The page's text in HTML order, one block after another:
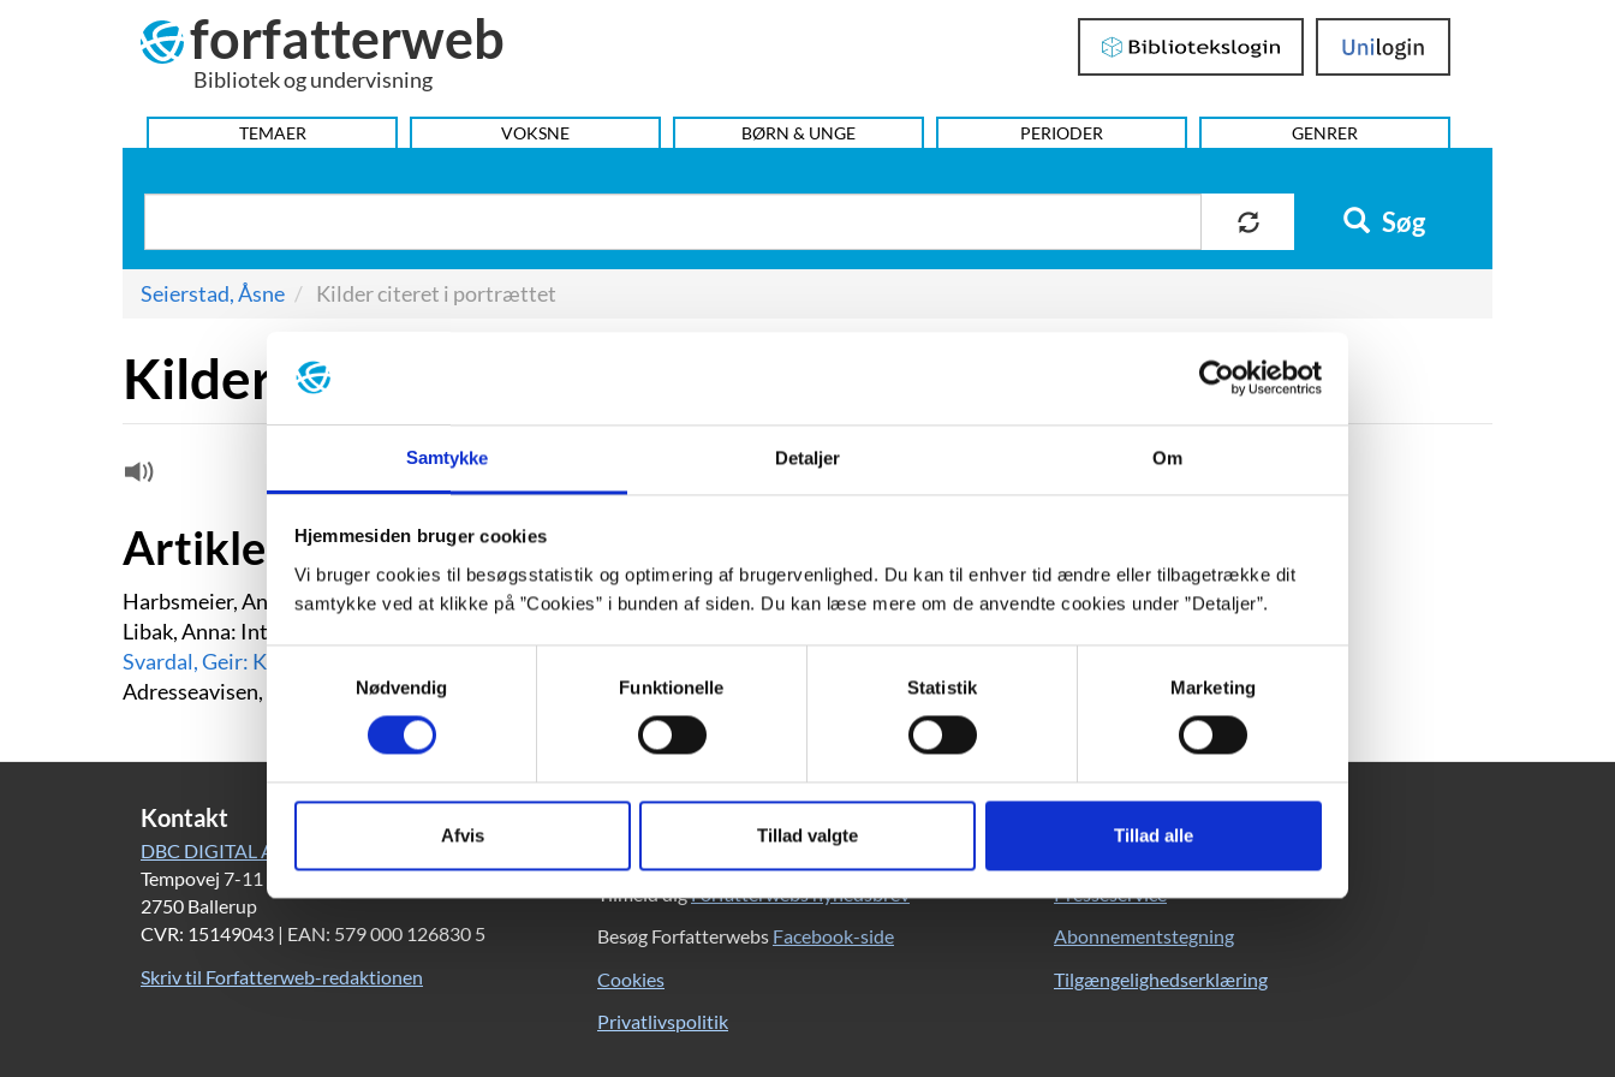
Samtykke Detaljer Om
Hjemmesiden bruger cookies
Vi bruger cookies til besøgsstatistik og optimering af brugervenlighed. Du kan til enhver tid ændre eller tilbagetrække dit
samtykke ved at klikke på ”Cookies” i bunden af siden. Du kan læse mere om de anvendte cookies under ”Detaljer”.
Samtykkevalg
Nødvendig
Funktionelle Statistik Marketing
Afvis Tillad valgte Tillad alle
forfatterweb
Bibliotek og undervisning
Bibliotekslogin UniLogin
HOVEDMENU
TEMAER VOKSNE BØRN & UNGE PERIODER GENRER
Søg
Seierstad, Åsne Kilder citeret i portrættet
Kilder citeret i portrættet
Artikler
Harbsmeier, Andreas: I krig med Åsne Seierstad. Lettre Internationale: Europas kulturmagasin, 2007.
Libak, Anna: Interview: Profession romanreporter. Weekendavisen, 2008-02-01.
Svardal, Geir: Krigen får fred for Åsne
Adresseavisen, 2016-11-12.
Kontakt
DBC DIGITAL A/S
Tempovej 7-11
2750 Ballerup
CVR: 15149043 | EAN: 579 000 126830 5
Skriv til Forfatterweb-redaktionen
Tilmeld digForfatterwebs nyhedsbrev
Besøg Forfatterwebs Facebook-side
Cookies
Privatlivspolitik
DBC’s kundeservice
Presseservice
Abonnementstegning
Tilgængelighedserklæring